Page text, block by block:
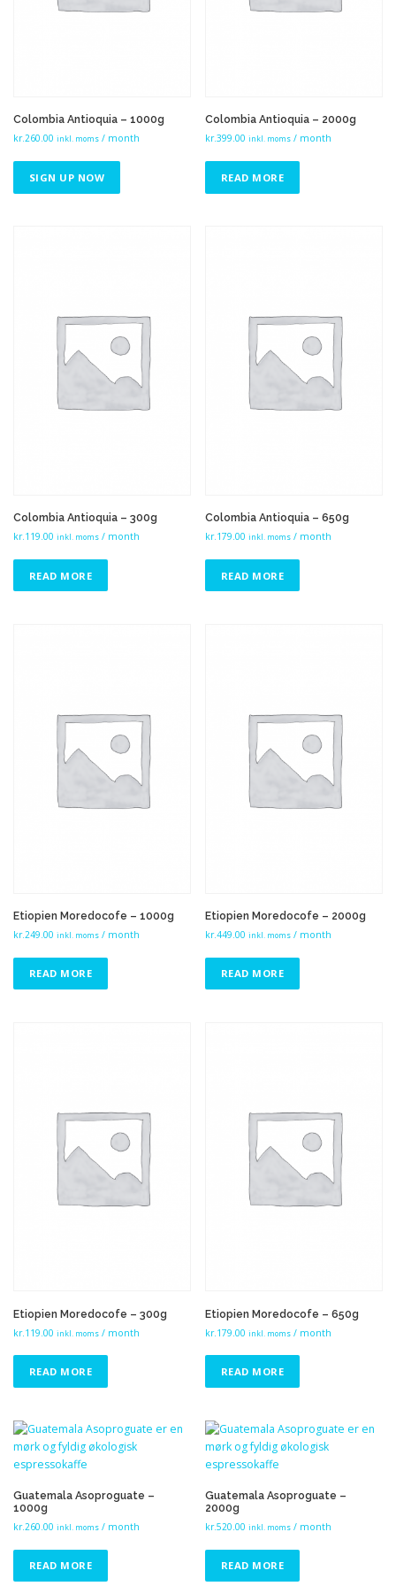
Colombia Antioquia – 1000g
kr.260.00 inkl. moms / month
SIGN UP NOW
Colombia Antioquia – 2000g
kr.399.00 inkl. moms / month
READ MORE
Colombia Antioquia – 300g
kr.119.00 inkl. moms / month
READ MORE
Colombia Antioquia – 650g
kr.179.00 inkl. moms / month
READ MORE
Etiopien Moredocofe – 1000g
kr.249.00 inkl. moms / month
READ MORE
Etiopien Moredocofe – 2000g
kr.449.00 inkl. moms / month
READ MORE
Etiopien Moredocofe – 300g
kr.119.00 inkl. moms / month
READ MORE
Etiopien Moredocofe – 650g
kr.179.00 inkl. moms / month
READ MORE
Guatemala Asoproguate –
1000g
kr.260.00 inkl. moms / month
READ MORE
Guatemala Asoproguate –
2000g
kr.520.00 inkl. moms / month
READ MORE